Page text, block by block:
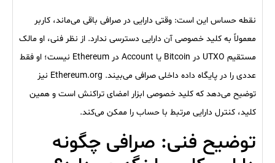
نقطه حساس این است: وقتی دارایی در صرافی باقی می‌ماند، کاربر
معمولاً به کلید خصوصی آن دارایی دسترسی ندارد. از نظر فنی، او مالک
مستقیم UTXO در Bitcoin یا Account در Ethereum نیست؛ او فقط
عددی را در پایگاه داده داخلی صرافی می‌بیند. Ethereum.org نیز
توضیح می‌دهد که کلید خصوصی ابزار امضای تراکنش است و همین
کلید، کنترل دارایی مرتبط با حساب را ممکن می‌کند.
توضیح فنی: صرافی چگونه